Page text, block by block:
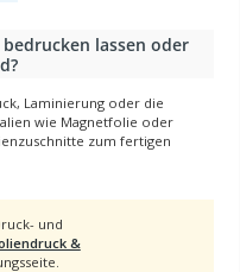
lassen oder
Laminierung oder die
wie Magnetfolie oder
zum fertigen
und
&